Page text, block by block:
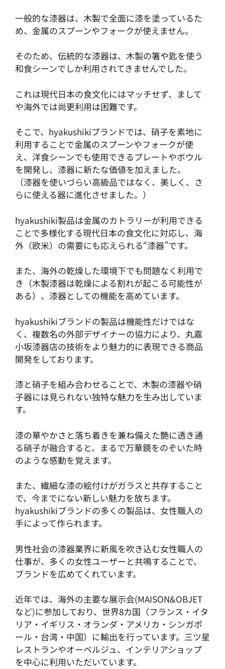
一般的な漆器は、木製で全面に漆を塗っているた
め、金属のスプーンやフォークが使えません。
そのため、伝統的な漆器は、木製の箸や匙を使う
和食シーンでしか利用されてきませんでした。
これは現代日本の食文化にはマッチせず、まして
や海外では尚更利用は困難です。
そこで、hyakushikiブランドでは、硝子を素地に
利用することで金属のスプーンやフォークが使
え、洋食シーンでも使用できるプレートやボウル
を開発し、漆器に新たな価値を加えました。
（漆器を使いづらい高級品ではなく、美しく、さ
らに使える器に進化させました。）
hyakushiki製品は金属のカトラリーが利用できる
ことで多様化する現代日本の食文化に対応し、海
外（欧米）の需要にも応えられる“漆器”です。
また、海外の乾燥した環境下でも問題なく利用で
き（木製漆器は乾燥による割れが起こる可能性が
ある）、漆器としての機能を高めています。
hyakushikiブランドの製品は機能性だけではな
く、複数名の外部デザイナーの協力により、丸嘉
小坂漆器店の技術をより魅力的に表現できる商品
開発をしております。
漆と硝子を組み合わせることで、木製の漆器や硝
子器には見られない独特な魅力を生み出していま
す。
漆の華やかさと落ち着きを兼ね備えた艶に透き通
る硝子が融合すると、まるで万華鏡をのぞいた時
のような感動を覚えます。
また、繊細な漆の絵付けがガラスと共存すること
で、今までにない新しい魅力を放ちます。
hyakushikiブランドの多くの製品は、女性職人の
手によって作られます。
男性社会の漆器業界に新風を吹き込む女性職人の
仕事が、多くの女性ユーザーと共鳴することで、
ブランドを広めてくれています。
近年では、海外の主要な展示会(MAISON&OBJET
など)に参加しており、世界8カ国（フランス・イタ
リア・イギリス・オランダ・アメリカ・シンガポ
ール・台湾・中国）に輸出を行っています。三ツ星
レストランやオーベルジュ、インテリアショップ
を中心に利用いただいています。